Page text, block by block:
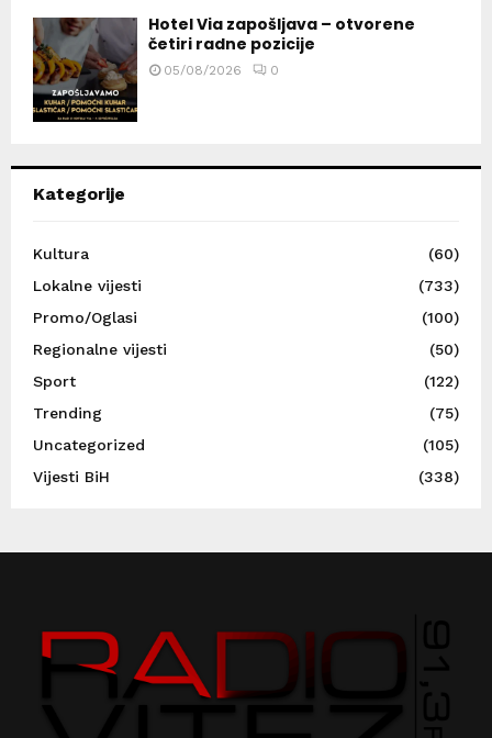
Hotel Via zapošljava – otvorene
četiri radne pozicije
05/08/2026 0
Kategorije
Kultura
(60)
Lokalne vijesti
(733)
Promo/Oglasi
(100)
Regionalne vijesti
(50)
Sport
(122)
Trending
(75)
Uncategorized
(105)
Vijesti BiH
(338)